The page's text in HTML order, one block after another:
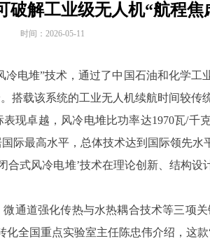
破解工业级无人机“航程焦
时间： 2026-05-11
电堆”技术，通过了中国石油和化学
载该系统的工业无人机续航时间较传
现卓越，风冷电堆比功率达1970瓦/千
际最高水平，总体技术达到国际领先水
式风冷电堆’技术在理论创新、结构
通道强化传热与水热耦合技术等三项
全国重点实验室主任陈忠伟介绍，这